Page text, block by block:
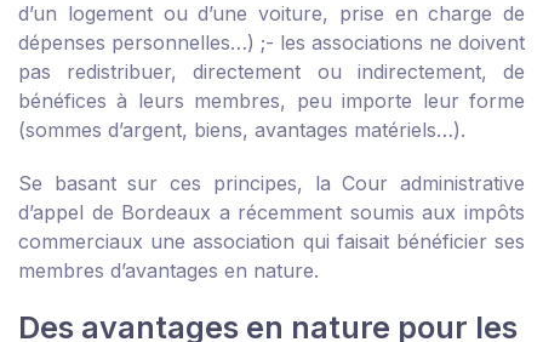
d’un logement ou d’une voiture, prise en charge de
dépenses personnelles…) ;- les associations ne doivent
pas redistribuer, directement ou indirectement, de
bénéfices à leurs membres, peu importe leur forme
(sommes d’argent, biens, avantages matériels…).
Se basant sur ces principes, la Cour administrative
d’appel de Bordeaux a récemment soumis aux impôts
commerciaux une association qui faisait bénéficier ses
membres d’avantages en nature.
Des avantages en nature pour les